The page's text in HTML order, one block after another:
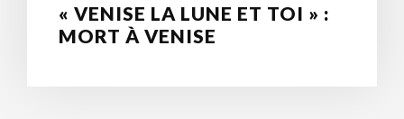
« VENISE LA LUNE ET TOI » :
MORT À VENISE